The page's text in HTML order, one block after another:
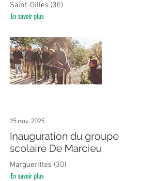
Saint-Gilles (30)
En savoir plus
25 nov. 2025
Inauguration du groupe
scolaire De Marcieu
Marguerittes (30)
En savoir plus